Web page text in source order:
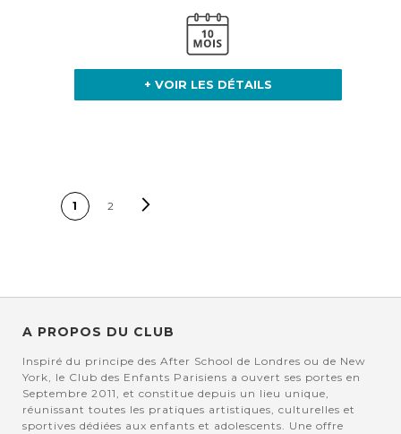
+ VOIR LES DÉTAILS
Vous lisez
1 2
A PROPOS DU CLUB
Inspiré du principe des After School de Londres ou de New
York, le Club des Enfants Parisiens a ouvert ses portes en
Septembre 2011, et constitue depuis un lieu unique,
réunissant toutes les pratiques artistiques, culturelles et
sportives dédiées aux enfants et adolescents. Une offre